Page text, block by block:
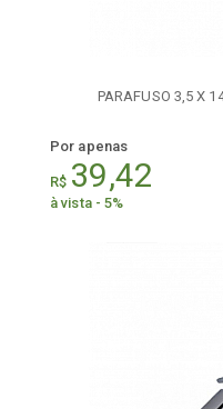
PARAFUSO 3,5 X
Por apenas
R$ 39,42
à vista - 5%